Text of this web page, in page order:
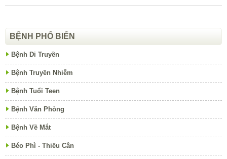
BỆNH PHỔ BIẾN
Bệnh Di Truyền
Bệnh Truyền Nhiễm
Bệnh Tuổi Teen
Bệnh Văn Phòng
Bệnh Về Mắt
Béo Phì - Thiếu Cân